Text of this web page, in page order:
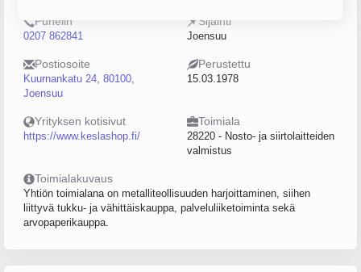
Puhelin
0207 862841
Sijainti
Joensuu
Postiosoite
Kuurnankatu 24, 80100,
Joensuu
Perustettu
15.03.1978
Yrityksen kotisivut
https://www.keslashop.fi/
Toimiala
28220 - Nosto- ja siirtolaitteiden
valmistus
Toimialakuvaus
Yhtiön toimialana on metalliteollisuuden harjoittaminen, siihen
liittyvä tukku- ja vähittäiskauppa, palveluliiketoiminta sekä
arvopaperikauppa.